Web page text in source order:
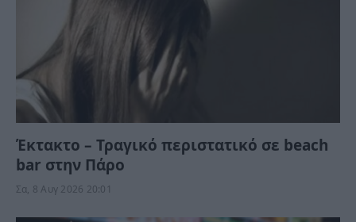
Έκτακτο – Τραγικό περιστατικό σε beach
bar στην Πάρο
Σα, 8 Αυγ 2026 20:01